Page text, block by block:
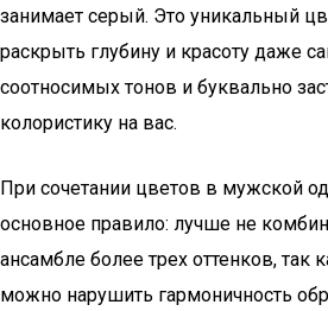
занимает серый. Это уникальный
раскрыть глубину и красоту даже
соотносимых тонов и буквально
колористику на вас.
При сочетании цветов в мужской
основное правило: лучше не
ансамбле более трех оттенков, так
можно нарушить гармоничность